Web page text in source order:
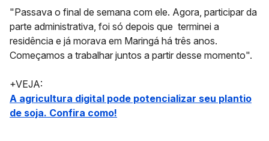
"Passava o final de semana com ele. Agora, participar da
parte administrativa, foi só depois que terminei a
residência e já morava em Maringá há três anos.
Começamos a trabalhar juntos a partir desse momento".
+VEJA:
A agricultura digital pode potencializar seu plantio
de soja. Confira como!